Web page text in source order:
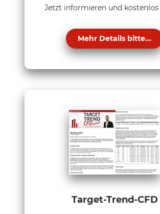
Jetzt informieren und kostenlos
Mehr Details bitte...
Target-Trend-CFD